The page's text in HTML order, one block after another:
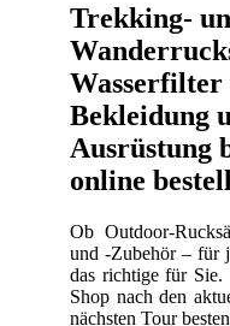
Trekking-
Bekleidung
Ausrüstung
online
Ob Outdoor-
und -Zubehör – für
das richtige für Sie.
Shop nach den
nächsten Tour